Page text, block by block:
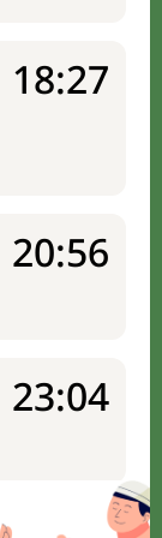
18:27
20:56
23:04